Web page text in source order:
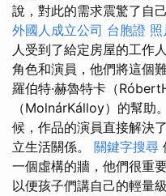
說，對此的需求震驚了自
外國人成立公司 台胞證 照
人受到了給定房屋的工作
角色和演員，他們將這個
羅伯特·赫魯特卡（
（MolnárKálloy）的幫助。
候，作品的演員直接解決
立生活關係。 關鍵字搜尋
一個虛構的牆，他們很重
以便孩子們講自己的輕量